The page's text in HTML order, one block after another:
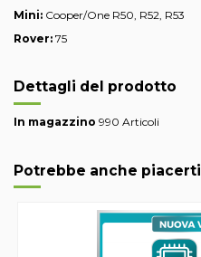
Mini: Cooper/One R50, R52, R53
Rover: 75
Dettagli del prodotto
In magazzino 990 Articoli
Potrebbe anche piacerti